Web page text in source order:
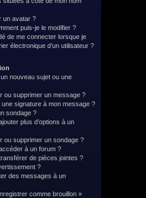
un avatar ?
puis-je le modifier ?
de me connecter lorsque je
électronique d’un utilisateur ?
nouveau sujet ou une
ou supprimer un message ?
signature à mon message ?
sondage ?
plus d’options à un
ou supprimer un sondage ?
à un forum ?
de pièces jointes ?
?
des messages à un
comme brouillon »